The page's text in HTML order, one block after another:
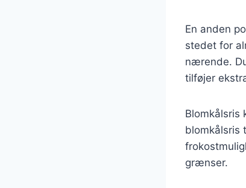
En anden
stedet for
nærende.
tilføjer
Blomkålsris
blomkålsris
grænser.